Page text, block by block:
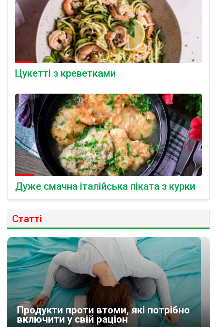
Цукетті з креветками
Дуже смачна італійська піката з курки
Статті
Продукти проти втоми, які потрібно
включити у свій раціон